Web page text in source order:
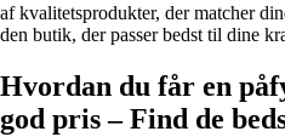
af kvalitetsprodukter, der matcher
den butik, der passer bedst til dine
Hvordan du får en
god pris – Find de